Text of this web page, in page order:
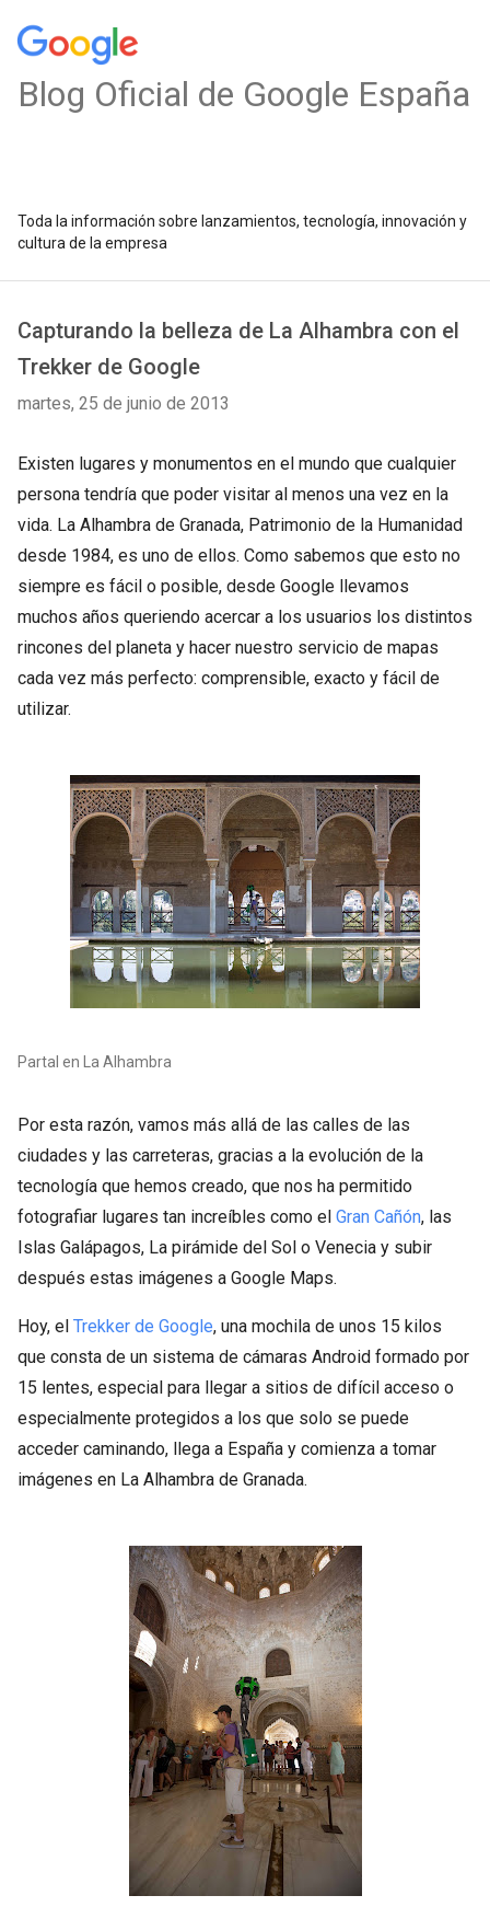
Blog Oficial de Google España
Toda la información sobre lanzamientos, tecnología, innovación y
cultura de la empresa
Capturando la belleza de La Alhambra con el
Trekker de Google
martes, 25 de junio de 2013
Existen lugares y monumentos en el mundo que cualquier
persona tendría que poder visitar al menos una vez en la
vida. La Alhambra de Granada, Patrimonio de la Humanidad
desde 1984, es uno de ellos. Como sabemos que esto no
siempre es fácil o posible, desde Google llevamos
muchos años queriendo acercar a los usuarios los distintos
rincones del planeta y hacer nuestro servicio de mapas
cada vez más perfecto: comprensible, exacto y fácil de
utilizar.
Partal en La Alhambra
Por esta razón, vamos más allá de las calles de las
ciudades y las carreteras, gracias a la evolución de la
tecnología que hemos creado, que nos ha permitido
fotografiar lugares tan increíbles como el Gran Cañón, las
Islas Galápagos, La pirámide del Sol o Venecia y subir
después estas imágenes a Google Maps.
Hoy, el Trekker de Google, una mochila de unos 15 kilos
que consta de un sistema de cámaras Android formado por
15 lentes, especial para llegar a sitios de difícil acceso o
especialmente protegidos a los que solo se puede
acceder caminando, llega a España y comienza a tomar
imágenes en La Alhambra de Granada.